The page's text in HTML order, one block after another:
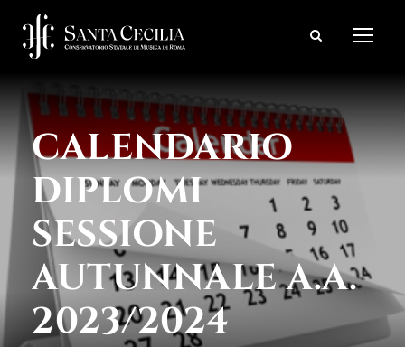
CALENDARIO
DIPLOMI
SESSIONE
AUTUNNALE A.A.
2023/2024